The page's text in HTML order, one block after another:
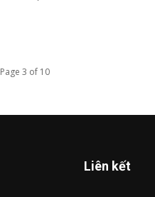
Page 3 of 10
Liên kết